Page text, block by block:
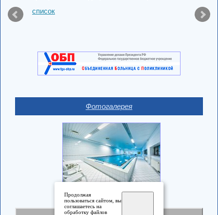
список
Фотогалерея
Продолжая
пользоваться сайтом, вы
соглашаетесь на
обработку файлов